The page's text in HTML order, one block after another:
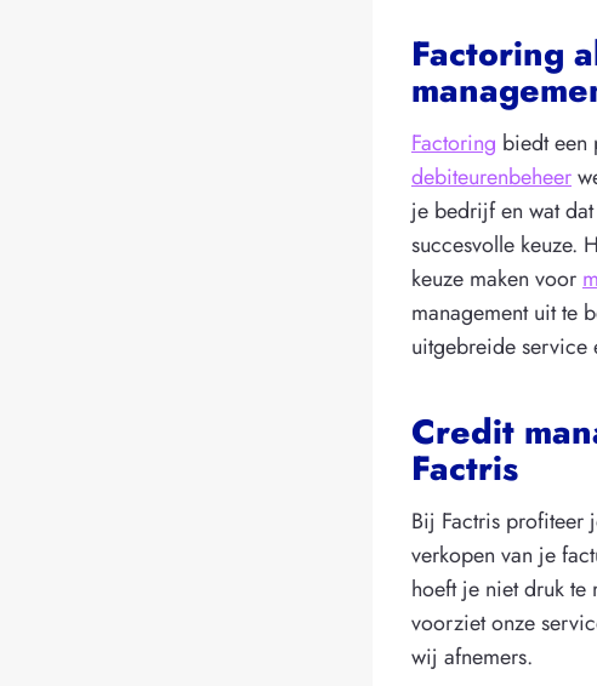
Factoring
Factoring biedt een
debiteurenbeheer
je bedrijf en wat
succesvolle keuze.
keuze maken voor
management uit te
uitgebreide service
Credit
Factris
Bij Factris profiteer
verkopen van je
hoeft je niet druk
voorziet onze
wij afnemers.